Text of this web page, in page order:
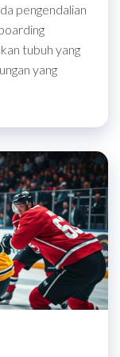
pengendalian
tubuh yang
yang